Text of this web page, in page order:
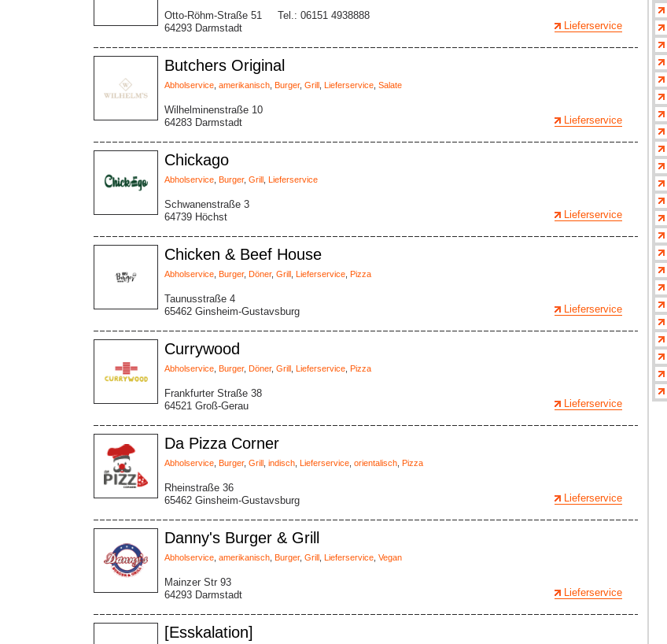
Otto-Röhm-Straße 51
64293 Darmstadt
Tel.: 06151 4938888
Lieferservice
Butchers Original
Abholservice amerikanisch Burger, Grill Lieferservice Salate
Wilhelminenstraße 10
64283 Darmstadt
Lieferservice
Chickago
Abholservice Burger, Grill Lieferservice
Schwanenstraße 3
64739 Höchst
Lieferservice
Chicken & Beef House
Abholservice Burger, Döner, Grill Lieferservice Pizza
Taunusstraße 4
65462 Ginsheim-Gustavsburg
Lieferservice
Currywood
Abholservice Burger, Döner, Grill Lieferservice Pizza
Frankfurter Straße 38
64521 Groß-Gerau
Lieferservice
Da Pizza Corner
Abholservice Burger, Grill indisch Lieferservice orientalisch Pizza
Rheinstraße 36
65462 Ginsheim-Gustavsburg
Lieferservice
Danny's Burger & Grill
Abholservice amerikanisch Burger, Grill Lieferservice Vegan
Mainzer Str 93
64293 Darmstadt
Lieferservice
[Esskalation]